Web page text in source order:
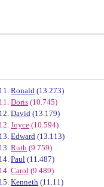
11. Ronald (13.273)
11. Doris (10.745)
12. David (13.179)
12. Joyce (10.594)
13. Edward (13.113)
13. Ruth (9.759)
14. Paul (11.487)
14. Carol (9.489)
15. Kenneth (11.11)